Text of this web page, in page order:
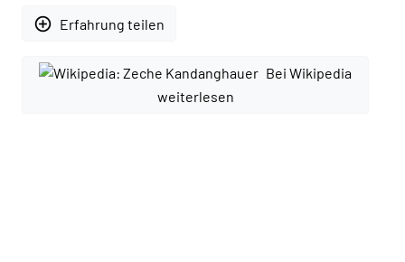
add_circle_outline Erfahrung teilen
Bei Wikipedia
weiterlesen